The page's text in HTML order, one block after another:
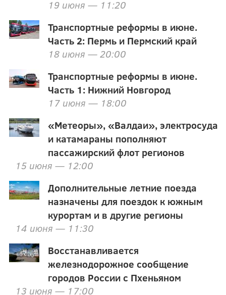
19 июня — 11:20
Транспортные реформы в июне.
Часть 2: Пермь и Пермский край
18 июня — 20:00
Транспортные реформы в июне.
Часть 1: Нижний Новгород
17 июня — 18:00
«Метеоры», «Валдаи», электросуда
и катамараны пополняют
пассажирский флот регионов
15 июня — 12:00
Дополнительные летние поезда
назначены для поездок к южным
курортам и в другие регионы
14 июня — 11:30
Восстанавливается
железнодорожное сообщение
городов России с Пхеньяном
13 июня — 17:00